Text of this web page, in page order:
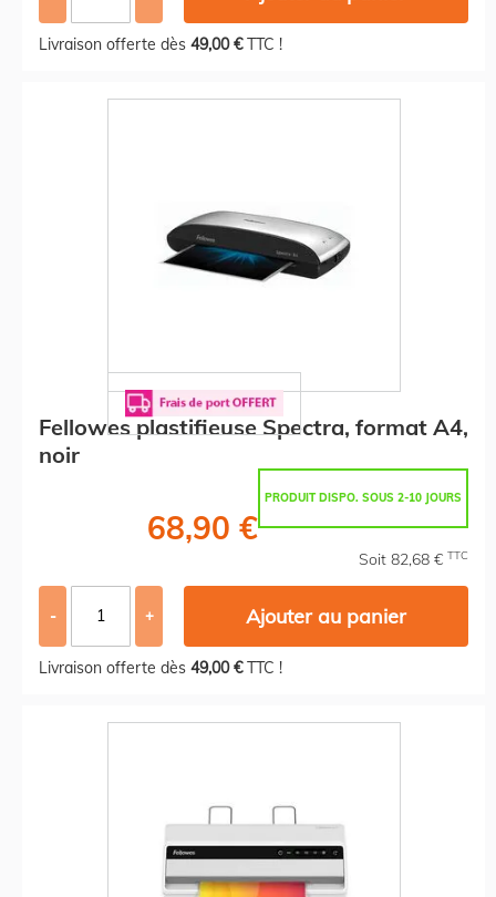
Livraison offerte dès 49,00 €TTC !
Fellowes plastifieuse Spectra, format A4,
noir
PRODUIT DISPO. SOUS 2-10 JOURS
68,90 €
Soit 82,68 € TTC
- + Ajouter au panier
Livraison offerte dès 49,00 €TTC !